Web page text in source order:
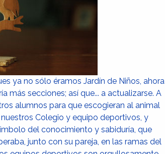
ya no sólo éramos Jardín de Niños, ahora
más secciones; así que... a actualizarse. A
alumnos para que escogieran al animal
Colegio y equipo deportivos, y
del conocimiento y sabiduría, que
junto con su pareja, en las ramas del